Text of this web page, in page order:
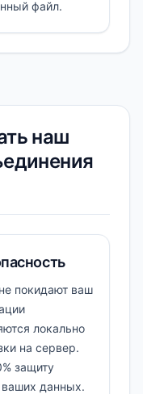
файл.
наш
покидают ваш
локально
на сервер.
защиту
данных.